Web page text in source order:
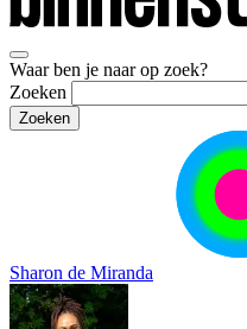
Waar ben je naar op zoek?
Zoeken
Sharon de Miranda